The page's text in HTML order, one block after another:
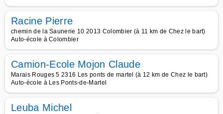
Racine Pierre
chemin de la Saunerie 10 2013 Colombier (à 11 km de Chez le bart)
Auto-école à Colombier
Camion-Ecole Mojon Claude
Marais Rouges 5 2316 Les ponts de martel (à 12 km de Chez le bart)
Auto-école à Les Ponts-de-Martel
Leuba Michel